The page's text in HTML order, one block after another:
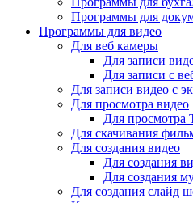
Программы для
Программы для видео
Для веб камеры
Для записи
Для записи с
Для записи видео с
Для просмотра видео
Для просмотра
Для скачивания
Для создания видео
Для создания
Для создания
Для создания слайд